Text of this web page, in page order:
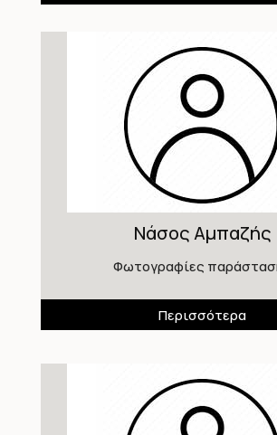
Νάσος Αμπαζής
Φωτογραφίες
Περισσότερα